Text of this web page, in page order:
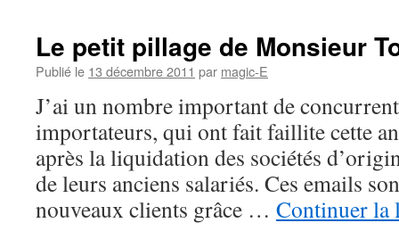
Le petit pillage de Monsieur
Publié le 13 décembre 2011 par magic-E
J’ai un nombre important de
importateurs, qui ont fait faillite cette
après la liquidation des sociétés
de leurs anciens salariés. Ces emails
nouveaux clients grâce … Continuer la